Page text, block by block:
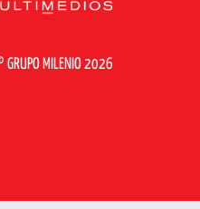
© GRUPO MILENIO 2026